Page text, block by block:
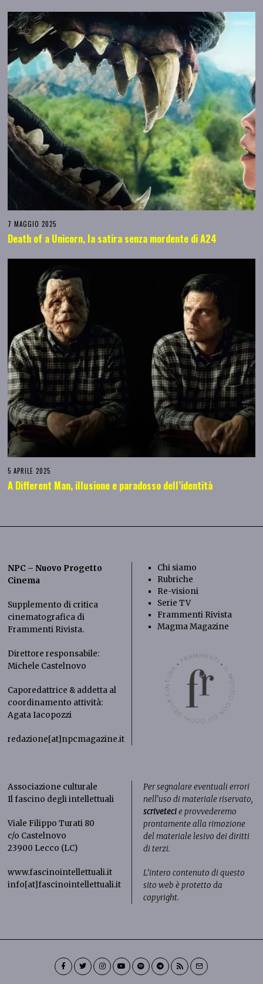
7 MAGGIO 2025
Death of a Unicorn, la satira senza mordente di A24
5 APRILE 2025
A Different Man, illusione e paradosso dell’identità
NPC – Nuovo Progetto
Cinema
Supplemento di critica
cinematografica di
Frammenti Rivista.
Direttore responsabile:
Michele Castelnovo
Caporedattrice & addetta al
coordinamento attività:
Agata Iacopozzi
redazione[at]npcmagazine.it
Chi siamo
Rubriche
Re-visioni
Serie TV
Frammenti Rivista
Magma Magazine
Associazione culturale
Il fascino degli intellettuali
Viale Filippo Turati 80
c/o Castelnovo
23900 Lecco (LC)
www.fascinointellettuali.it
info[at]fascinointellettuali.it
Per segnalare eventuali errori
nell’uso di materiale riservato,
scrivetecie provvederemo
prontamente alla rimozione
del materiale lesivo dei diritti
di terzi.
L’intero contenuto di questo
sito web è protetto da
copyright.